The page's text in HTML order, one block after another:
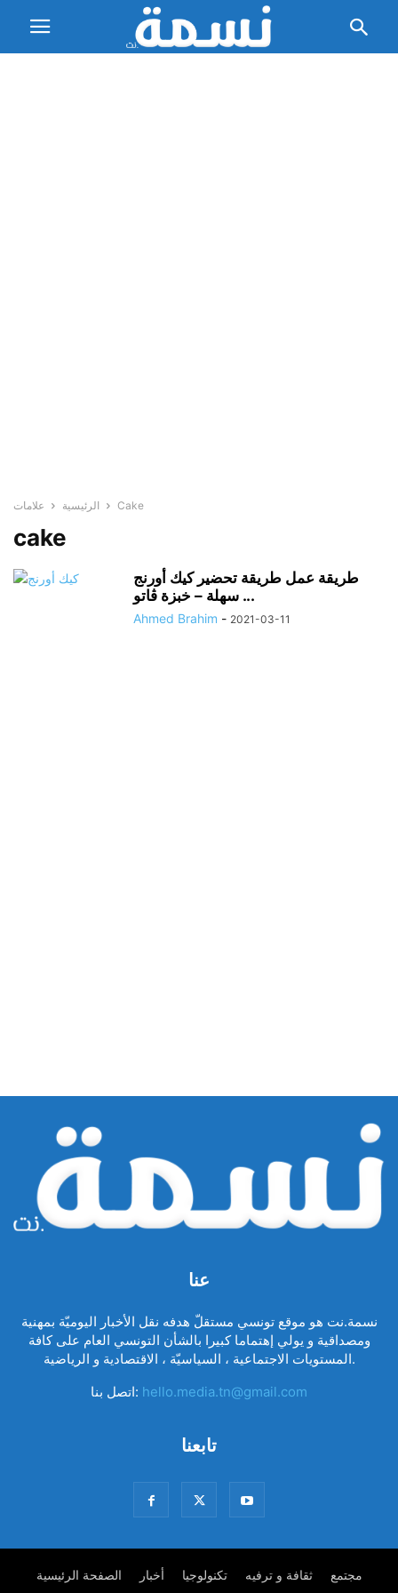
الرئيسية علامات Cake
cake
طريقة عمل طريقة تحضير كيك أورنج
سهلة – خبزة ڨاتو ...
Ahmed Brahim - 2021-03-11
عنا
نسمة.نت هو موقع تونسي مستقلّ هدفه نقل الأخبار اليوميّة بمهنية
ومصداقية و يولي إهتماما كبيرا بالشأن التونسي العام على كافة
المستويات الاجتماعية ، السياسيّة ، الاقتصادية و الرياضية.
اتصل بنا: hello.media.tn@gmail.com
تابعنا
الصفحة الرئيسية أخبار تكنولوجيا ثقافة و ترفيه مجتمع